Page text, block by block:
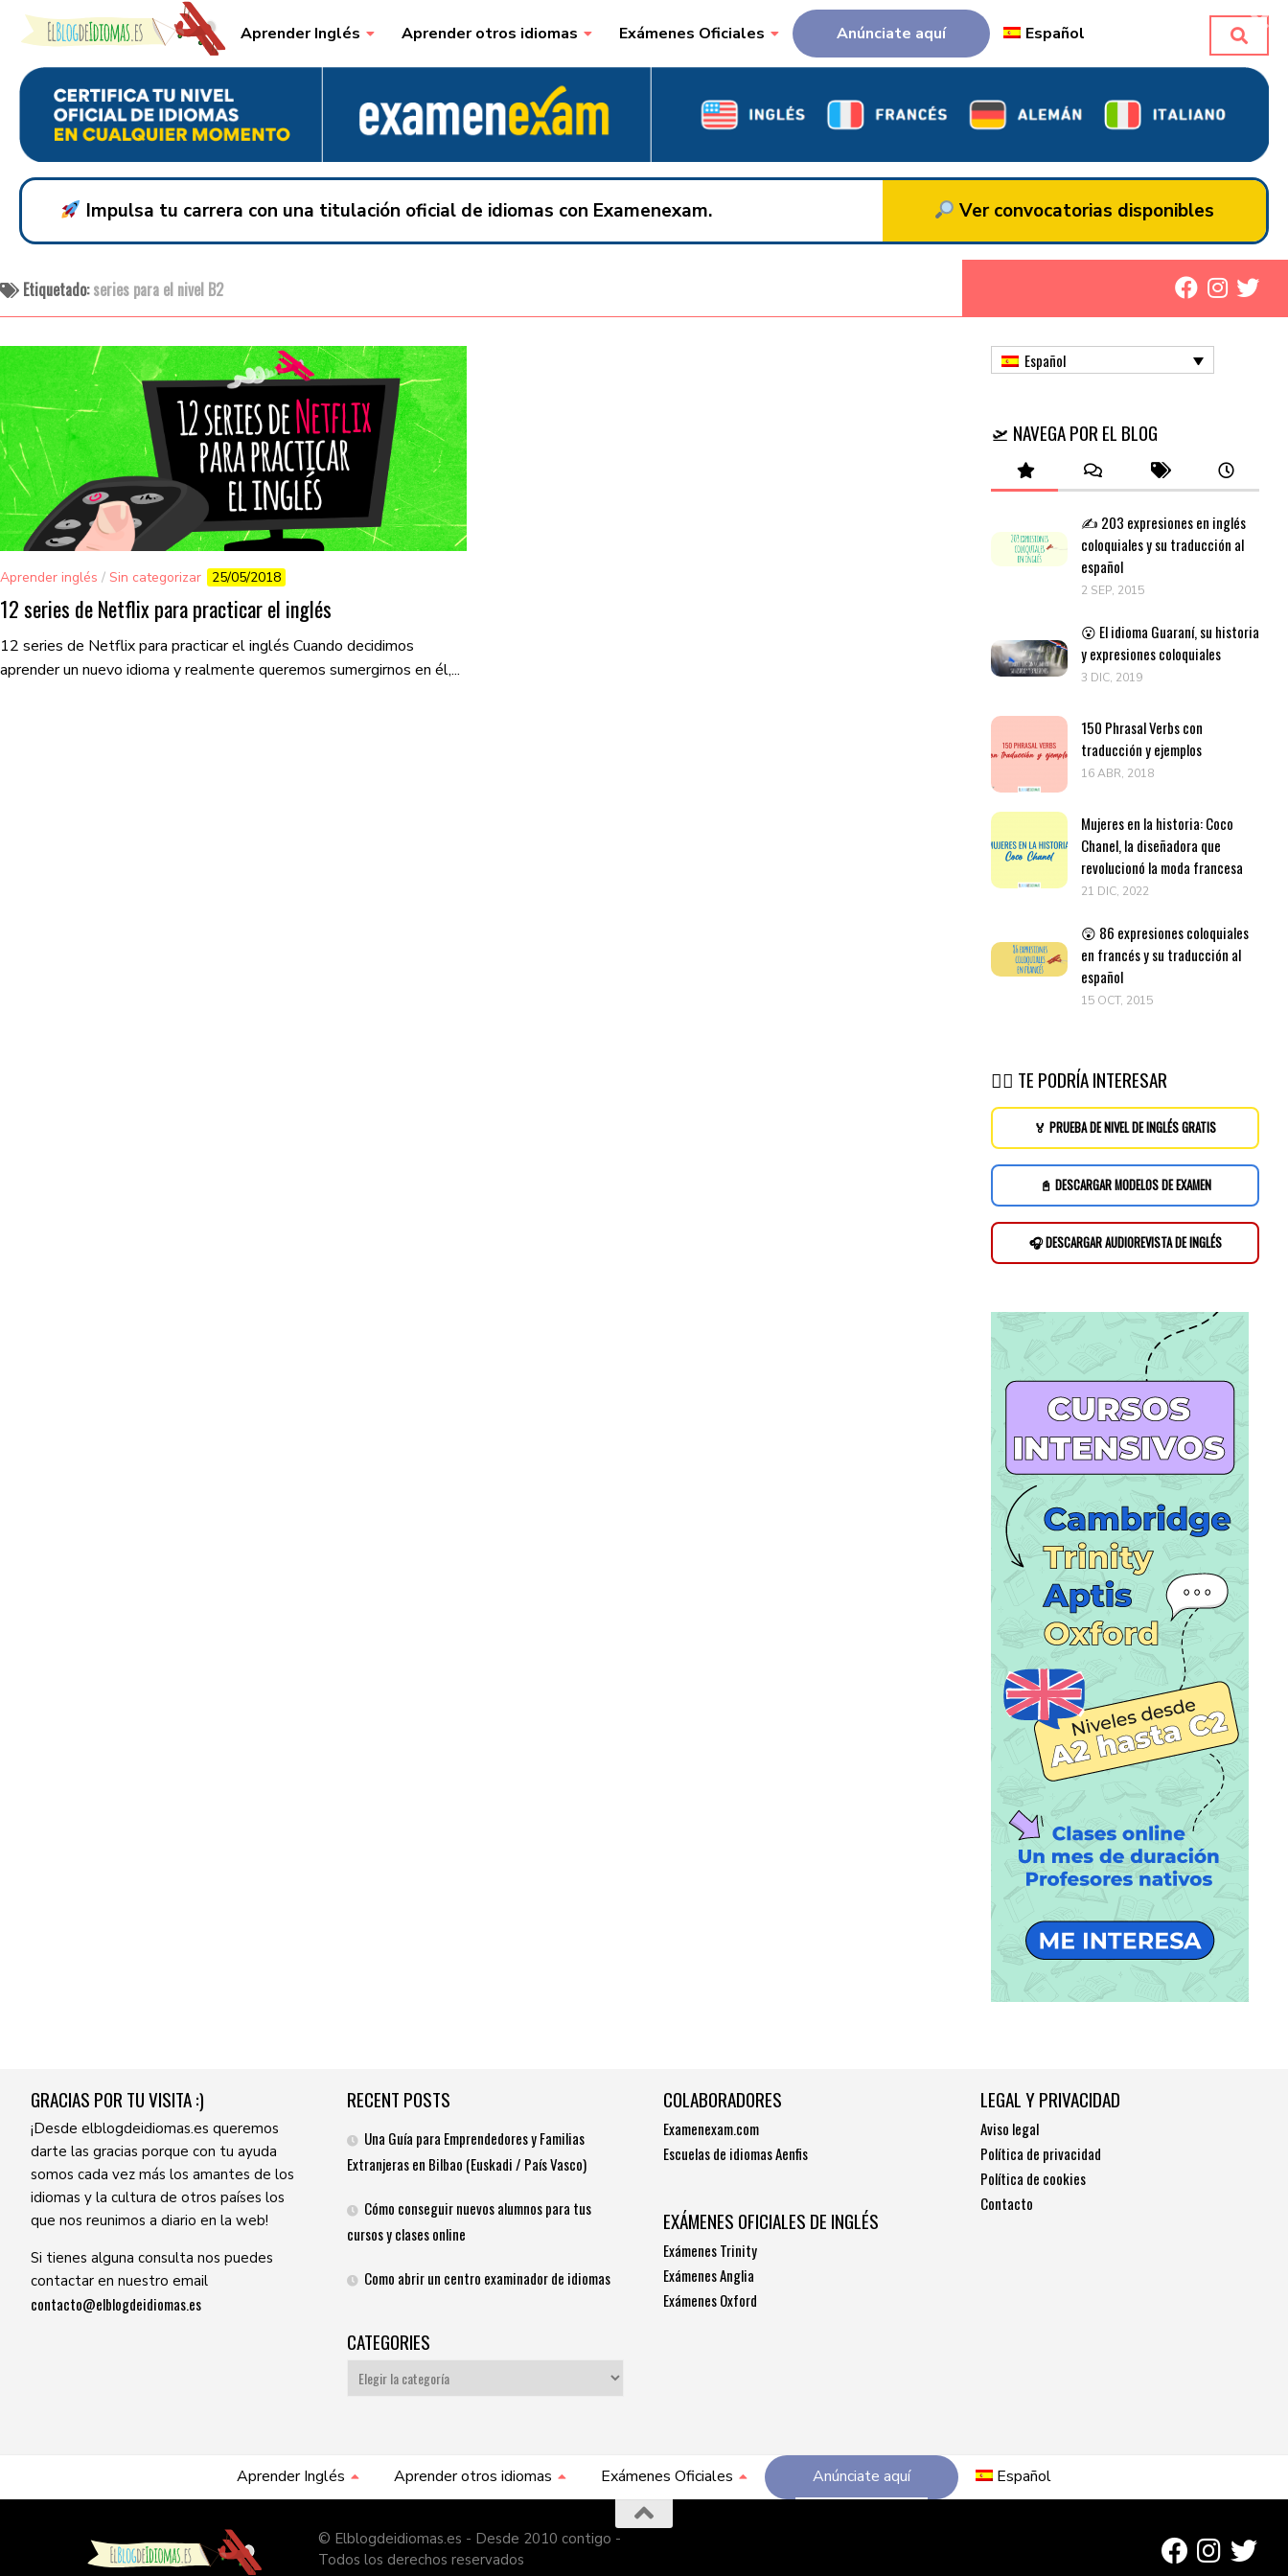
Skip to content Aprender Inglés Aprender otros idiomas Exámenes Oficiales Anúnciate aquí Español
Impulsa tu carrera con una titulación oficial de idiomas con Examenexam. Ver convocatorias disponibles
Etiquetado:series para el nivel B2
Aprender inglés / Sin categorizar 25/05/2018
12 series de Netflix para practicar el inglés
12 series de Netflix para practicar el inglés Cuando decidimos
aprender un nuevo idioma y realmente queremos sumergirnos en él,...
Español
🛫 NAVEGA POR EL BLOG
✍️ 203 expresiones en inglés
coloquiales y su traducción al
español
2 SEP, 2015
😮 El idioma Guaraní, su historia
y expresiones coloquiales
3 DIC, 2019
150 Phrasal Verbs con
traducción y ejemplos
16 ABR, 2018
Mujeres en la historia: Coco
Chanel, la diseñadora que
revolucionó la moda francesa
21 DIC, 2022
😲 86 expresiones coloquiales
en francés y su traducción al
español
15 OCT, 2015
👉🏽 TE PODRÍA INTERESAR
🏅 PRUEBA DE NIVEL DE INGLÉS GRATIS
📓 DESCARGAR MODELOS DE EXAMEN
🎧 DESCARGAR AUDIOREVISTA DE INGLÉS
GRACIAS POR TU VISITA :)
¡Desde elblogdeidiomas.es queremos
darte las gracias porque con tu ayuda
somos cada vez más los amantes de los
idiomas y la cultura de otros países los
que nos reunimos a diario en la web!
Si tienes alguna consulta nos puedes
contactar en nuestro email
contacto@elblogdeidiomas.es
RECENT POSTS
Una Guía para Emprendedores y Familias
Extranjeras en Bilbao (Euskadi / País Vasco)
Cómo conseguir nuevos alumnos para tus
cursos y clases online
Como abrir un centro examinador de idiomas
CATEGORIES
Categories
COLABORADORES
Examenexam.com
Escuelas de idiomas Aenfis
EXÁMENES OFICIALES DE INGLÉS
Exámenes Trinity
Exámenes Anglia
Exámenes Oxford
LEGAL Y PRIVACIDAD
Aviso legal
Política de privacidad
Política de cookies
Contacto
Aprender Inglés Aprender otros idiomas Exámenes Oficiales Anúnciate aquí Español
© Elblogdeidiomas.es - Desde 2010 contigo -
Todos los derechos reservados